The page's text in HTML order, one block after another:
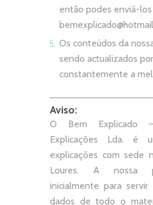
então podes enviá-los
Os conteúdos da
sendo actualizados
constantemente a
Aviso:
O Bem Explicado
Explicações Lda. é
explicações com sede
Loures. A nossa
inicialmente para
dados de todo o